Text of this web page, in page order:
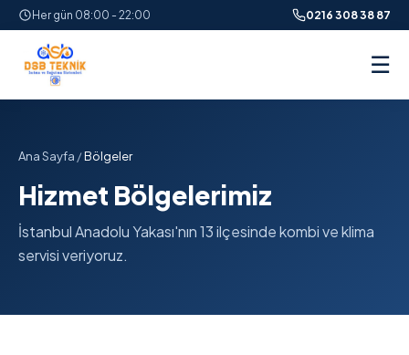
Her gün 08:00 - 22:00 0216 308 38 87
☰
Ana Sayfa /Bölgeler
Hizmet Bölgelerimiz
İstanbul Anadolu Yakası'nın 13 ilçesinde kombi ve klima
servisi veriyoruz.